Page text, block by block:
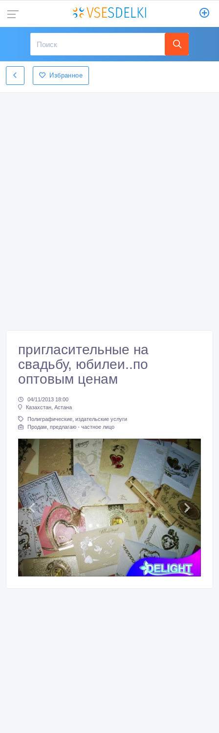
Избранное
пригласительные на
свадьбу, юбилеи..по
оптовым ценам
04/11/2013 18:00
Казахстан, Астана
Полиграфические, издательские услуги
Продам, предлагаю - частное лицо